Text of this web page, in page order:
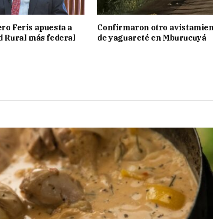
Feris apuesta a
Rural más federal
Confirmaron otro
de yaguareté en Mburucuyá